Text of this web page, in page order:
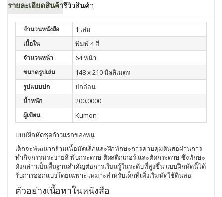
รายละเอียดสินค้ารีวิวสินค้า
จำนวนหนังสือ 1 เล่ม
เนื้อใน พิมพ์ 4 สี
จำนวนหน้า 64 หน้า
ขนาดรูปเล่ม 148 x 210 มิลลิเมตร
รูปแบบปก ปกอ่อน
น้ำหนัก 200.0000
ผู้เขียน Kumon
แบบฝึกหัดชุดก้าวแรกของหนู
เด็กจะพัฒนากล้ามเนื้อมัดเล็กและฝึกทักษะการควบคุมดินสอผ่านการ
ทำกิจกรรมระบายสี พับกระดาษ ติดสติกเกอร์ และตัดกระดาษ ซึ่งทักษะ
ดังกล่าวเป็นพื้นฐานสำคัญต่อการเรียนรู้ในระดับที่สูงขึ้น แบบฝึกหัดนี้ได้
รับการออกแบบโดยเฉพาะ เหมาะสำหรับเด็กที่เพิ่งเริ่มหัดใช้ดินสอ
ตัวอย่างเนื้อหาในหนังสือ